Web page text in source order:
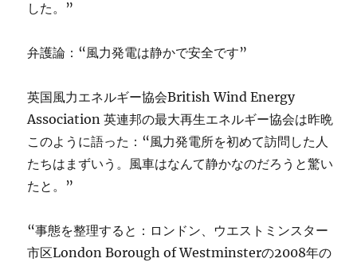
した。”
弁護論：“風力発電は静かで安全です”
英国風力エネルギー協会British Wind Energy
Association 英連邦の最大再生エネルギー協会は昨晩
このように語った：“風力発電所を初めて訪問した人
たちはまずいう。風車はなんて静かなのだろうと驚い
たと。”
“事態を整理すると：ロンドン、ウエストミンスター
市区London Borough of Westminsterの2008年の